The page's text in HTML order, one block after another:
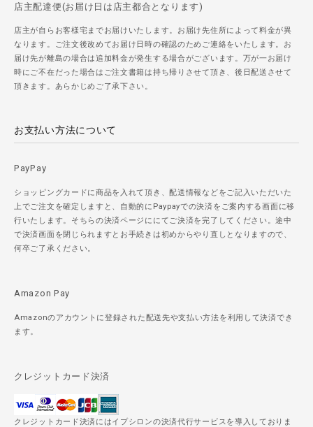
店主配達便(お届け日は店主都合となります)
店主が自らお客様宅までお届けいたします。お届け先住所によって料金が異
なります。ご注文後改めてお届け日時の確認のためご連絡をいたします。お
届け先が離島の場合は追加料金が発生する場合がございます。万が一お届け
時にご不在だった場合はご注文書籍は持ち帰りさせて頂き、後日配送させて
頂きます。あらかじめご了承下さい。
お支払い方法について
PayPay
ショッピングカードに商品を入れて頂き、配送情報などをご記入いただいた
上でご注文を確定しますと、自動的にPaypayでの決済をご案内する画面に移
行いたします。そちらの決済ページににてご決済を完了してください。途中
で決済画面を閉じられますとお手続きは初めからやり直しとなりますので、
何卒ご了承ください。
Amazon Pay
Amazonのアカウントに登録された配送先や支払い方法を利用して決済でき
ます。
クレジットカード決済
クレジットカード決済にはイプシロンの決済代行サービスを導入しておりま